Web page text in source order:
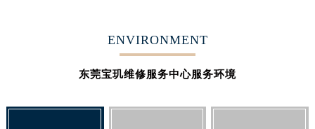
ENVIRONMENT
东莞宝玑维修服务中心服务环境